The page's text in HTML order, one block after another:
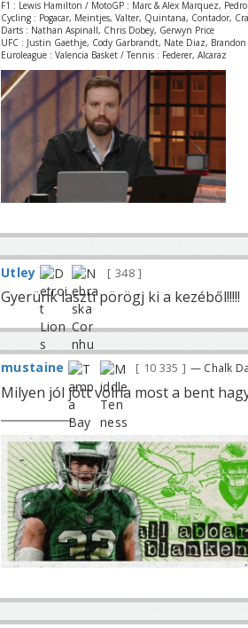
F1 : Lewis Hamilton / MotoGP : Marc & Alex Marquez,
Cycling : Pogacar, Meintjes, Valter, Quintana, Contador,
Darts : Nathan Aspinall, Chris Dobey, Gerwyn Price
UFC : Justin Gaethje, Cody Garbrandt, Nate Diaz,
Euroleague : Valencia Basket / Tennis : Federer, Alcaraz
Utley 348
Gyerünk laszti pörögj ki a kezéből!!!!!
mustaine 10 335 — Chalk
Milyen jól jött volna most a bent